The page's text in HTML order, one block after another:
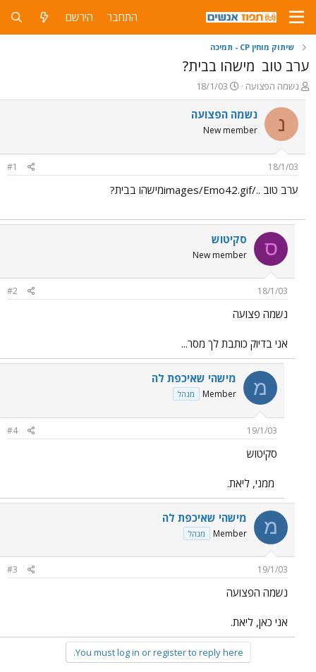
התחבר הירשם
שיתוק מוחין CP - תמיכה
ערב טוב מישהו בבית?
פ
ו
ת
ח
ה
ש
א
נשמה הפצועה
פ
ו
ר
ם
ר
18/1/03
נ נשמה הפצועה
New member
18/1/03
#1
ערב טוב ../images/Emo42.gifמישהו בבית?
ס סקיטוש
New member
18/1/03
#2
נשמה פצועה
אני בדיוק כותבת לך מסר...
מ מישהי שאיכפת לה
Member מנהל
19/1/03
#4
סקיטוש
ממני, ליאת.
מ מישהי שאיכפת לה
Member מנהל
19/1/03
#3
נשמה הפצועה
אני כאן, ליאת.
You must log in or register to reply here.